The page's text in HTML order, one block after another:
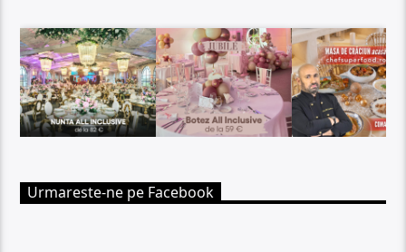
Urmareste-ne pe Facebook